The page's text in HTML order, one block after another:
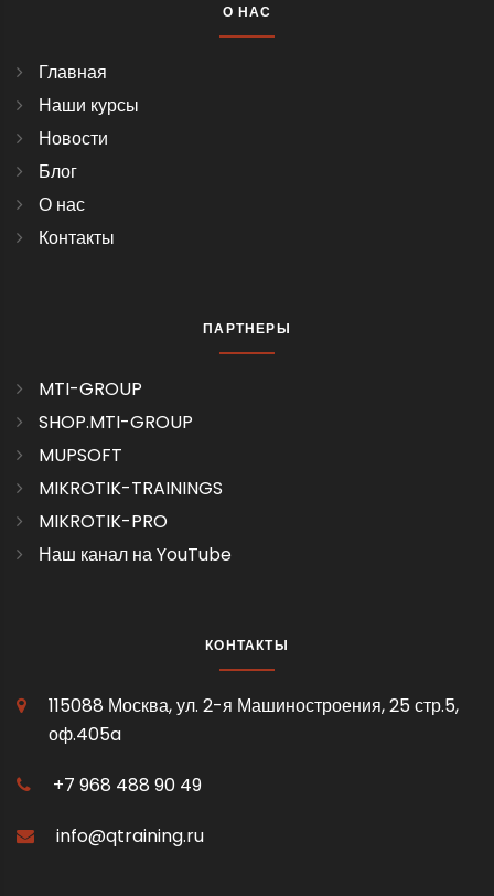
О НАС
Главная
Наши курсы
Новости
Блог
О нас
Контакты
ПАРТНЕРЫ
MTI-GROUP
SHOP.MTI-GROUP
MUPSOFT
MIKROTIK-TRAININGS
MIKROTIK-PRO
Наш канал на YouTube
КОНТАКТЫ
115088 Москва, ул. 2-я Машиностроения, 25 стр.5,
оф.405a
+7 968 488 90 49
info@qtraining.ru